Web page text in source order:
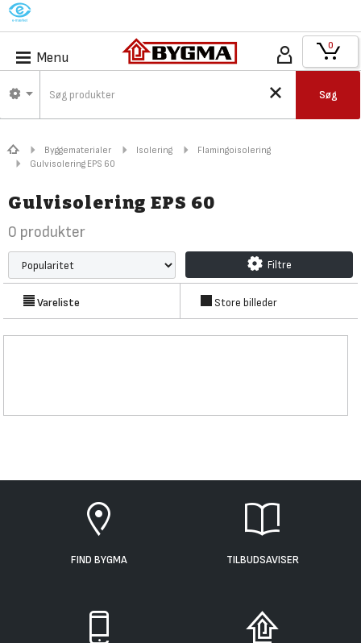
M
Menu
Søg
0
Byggematerialer Isolering
Flamingoisolering
Gulvisolering EPS 60
Gulvisolering EPS 60
0 produkter
Filtre
Vareliste Store billeder
FIND BYGMA TILBUDSAVISER